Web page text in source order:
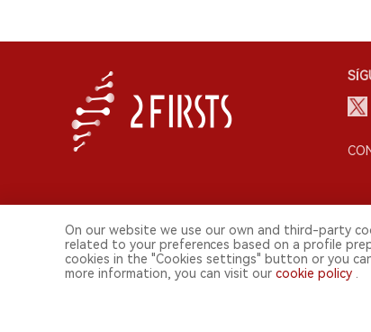
© 2026 Shenzhen 2FIRSTS Technology Co.,Ltd.
On our website we use our own and third-party
related to your preferences based on a profile
cookies in the "Cookies settings" button or you
more information, you can visit our cookie policy